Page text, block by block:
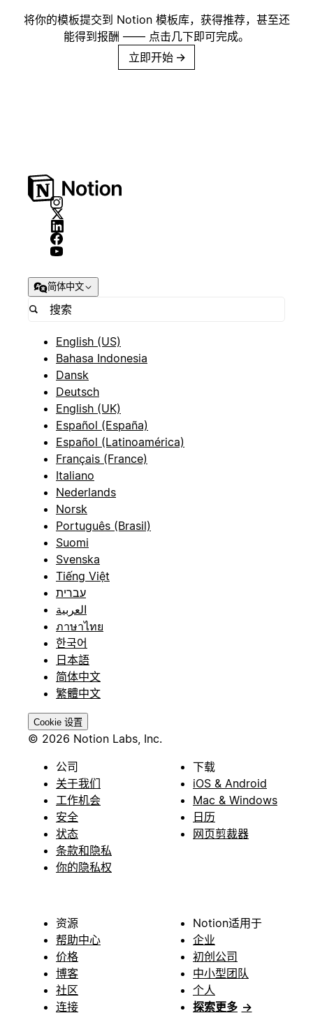
将你的模板提交到 Notion 模板库，获得推荐，甚至还
能得到报酬 —— 点击几下即可完成。
立即开始 →
简体中文
English (US)
Bahasa Indonesia
Dansk
Deutsch
English (UK)
Español (España)
Español (Latinoamérica)
Français (France)
Italiano
Nederlands
Norsk
Português (Brasil)
Suomi
Svenska
Tiếng Việt
עברית
العربية
ภาษาไทย
한국어
日本語
简体中文
繁體中文
Cookie 设置
© 2026 Notion Labs, Inc.
公司
关于我们
工作机会
安全
状态
条款和隐私
你的隐私权
下载
iOS & Android
Mac & Windows
日历
网页剪裁器
资源
帮助中心
价格
博客
社区
连接
Notion适用于
企业
初创公司
中小型团队
个人
探索更多 →